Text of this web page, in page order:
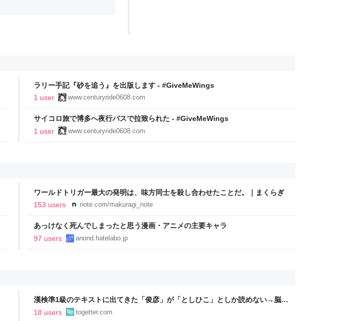
ラリー手記『砂を追う』を出版します - #GiveMeWings
1 user
www.centuryride0608.com
サイコロ旅で博多へ夜行バスで拉致られた - #GiveMeWings
1 user
www.centuryride0608.com
ワールドトリガー最大の発明は、味方同士を殺し合わせたことだ。｜まくらぎ
153 users
note.com/makuragi_note
あっけなく死んでしまったと思う漫画・アニメの主要キャラ
97 users
anond.hatelabo.jp
漢検準1級のテキストに出てきた「俊彦」が「としひこ」としか読めない→脳内
に登場する、選び抜かれた俊彦たち
18 users togetter.com